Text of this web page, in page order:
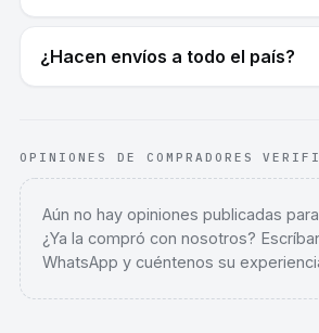
¿Hacen envíos a todo el país?
OPINIONES DE COMPRADORES
Aún no hay opiniones publicadas
¿Ya la compró con nosotros?
WhatsApp y cuéntenos su